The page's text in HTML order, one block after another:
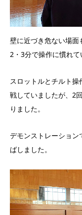
壁に近づき危ない場面
2・3分で操作に慣れて
スロットルとチルト
戦していましたが、2
りました。
デモンストレーショ
ばしました。